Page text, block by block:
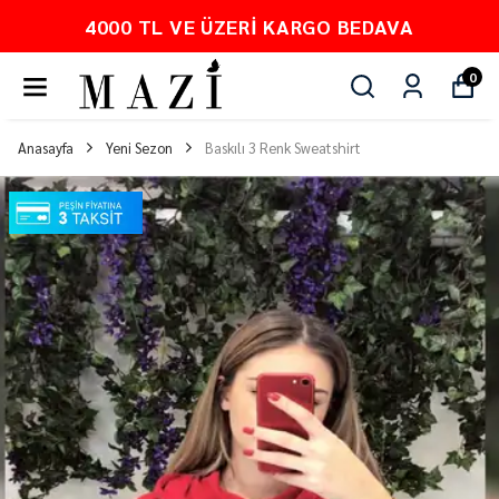
PEŞİN FİYATINA 3 TAKSİT
0
Anasayfa Yeni Sezon Baskılı 3 Renk Sweatshirt